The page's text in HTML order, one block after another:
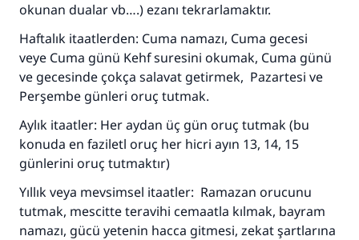
okunan dualar vb….) ezanı tekrarlamaktır.
Haftalık itaatlerden: Cuma namazı, Cuma gecesi
veye Cuma günü Kehf suresini okumak, Cuma günü
ve gecesinde çokça salavat getirmek, Pazartesi ve
Perşembe günleri oruç tutmak.
Aylık itaatler: Her aydan üç gün oruç tutmak (bu
konuda en faziletl oruç her hicri ayın 13, 14, 15
günlerini oruç tutmaktır)
Yıllık veya mevsimsel itaatler: Ramazan orucunu
tutmak, mescitte teravihi cemaatla kılmak, bayram
namazı, gücü yetenin hacca gitmesi, zekat şartlarına